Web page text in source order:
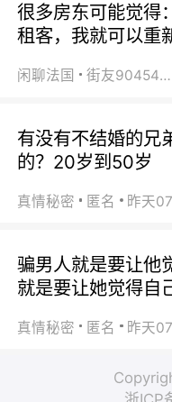
很多房东可能觉得
租客，我就可以重
闲聊法国 街友90454511
有没有不结婚的兄
的？20岁到50岁
真情秘密 匿名 昨天
骗男人就是要让他
就是要让她觉得自
真情秘密 匿名 昨天